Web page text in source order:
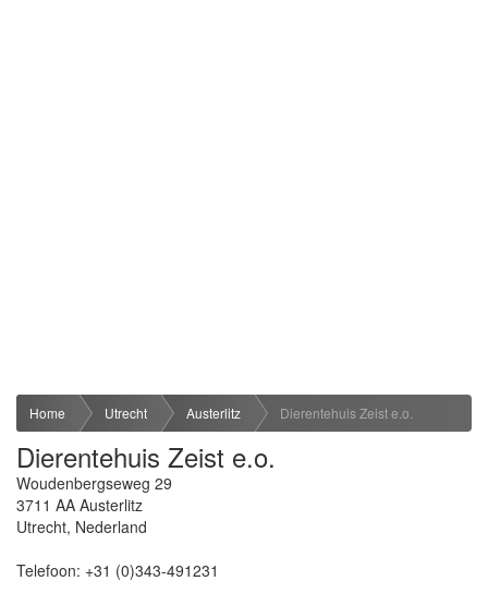
Home Utrecht Austerlitz Dierentehuis Zeist e.o.
Dierentehuis Zeist e.o.
Woudenbergseweg 29
3711 AA Austerlitz
Utrecht, Nederland
Telefoon: +31 (0)343-491231